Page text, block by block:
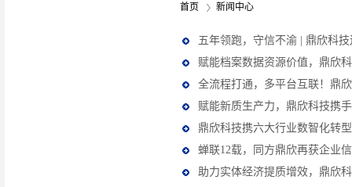
首页 新闻中心
五年领跑，守信不渝 | 鼎欣科
赋能档案数据资源价值，鼎欣
全流程打通，多平台互联！鼎
赋能新质生产力，鼎欣科技携
鼎欣科技携六大行业数智化转
蝉联12载，同方鼎欣再获企业
助力实体经济提质增效，鼎欣